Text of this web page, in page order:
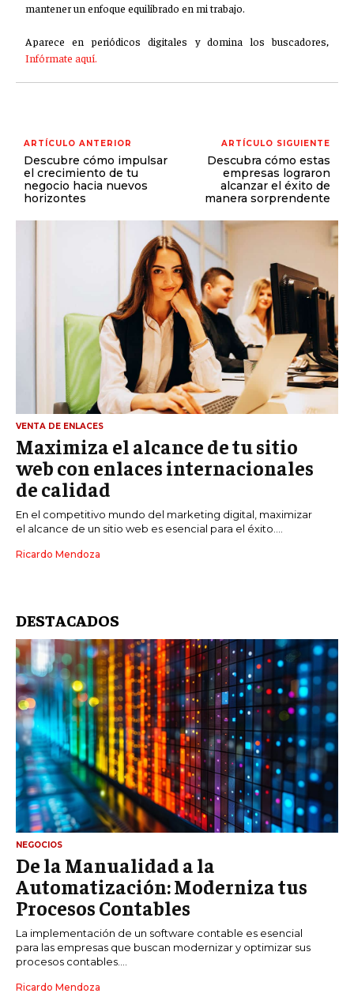
mantener un enfoque equilibrado en mi trabajo.
Aparece en periódicos digitales y domina los buscadores,
Infórmate aquí.
ARTÍCULO ANTERIOR
Descubre cómo impulsar
el crecimiento de tu
negocio hacia nuevos
horizontes
ARTÍCULO SIGUIENTE
Descubra cómo estas
empresas lograron
alcanzar el éxito de
manera sorprendente
VENTA DE ENLACES
Maximiza el alcance de tu sitio
web con enlaces internacionales
de calidad
En el competitivo mundo del marketing digital, maximizar
el alcance de un sitio web es esencial para el éxito....
Ricardo Mendoza
DESTACADOS
NEGOCIOS
De la Manualidad a la
Automatización: Moderniza tus
Procesos Contables
La implementación de un software contable es esencial
para las empresas que buscan modernizar y optimizar sus
procesos contables....
Ricardo Mendoza